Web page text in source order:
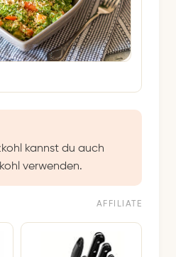
kannst du auch
verwenden.
AFFILIATE